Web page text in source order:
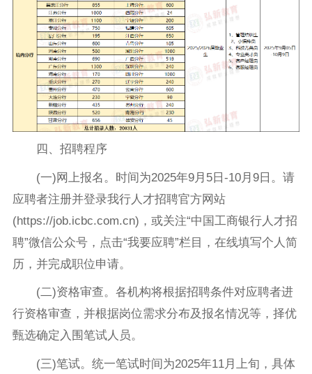
四、招聘程序
(一)网上报名。时间为2025年9月5日-10月9日。请
应聘者注册并登录我行人才招聘官方网站
(https://job.icbc.com.cn)，或关注“中国工商银行人才招
聘”微信公众号，点击“我要应聘”栏目，在线填写个人简
历，并完成职位申请。
(二)资格审查。各机构将根据招聘条件对应聘者进
行资格审查，并根据岗位需求分布及报名情况等，择优
甄选确定入围笔试人员。
(三)笔试。统一笔试时间为2025年11月上旬，具体